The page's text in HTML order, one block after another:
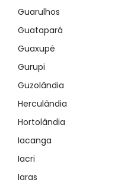
Guarulhos
Guatapará
Guaxupé
Gurupi
Guzolândia
Herculândia
Hortolândia
Iacanga
Iacri
Iaras